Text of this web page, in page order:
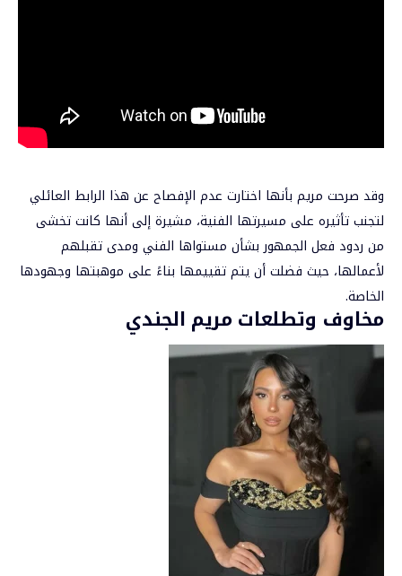
وقد صرحت مريم بأنها اختارت عدم الإفصاح عن هذا الرابط العائلي
لتجنب تأثيره على مسيرتها الفنية، مشيرة إلى أنها كانت تخشى
من ردود فعل الجمهور بشأن مستواها الفني ومدى تقبلهم
لأعمالها، حيث فضلت أن يتم تقييمها بناءً على موهبتها وجهودها
الخاصة.
مخاوف وتطلعات مريم الجندي